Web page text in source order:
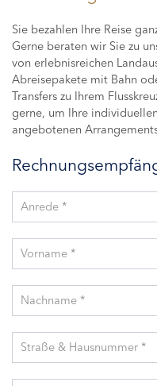
Sie bezahlen Ihre Reise
Gerne beraten wir Sie zu
von erlebnisreichen
Abreisepakete mit Bahn
Transfers zu Ihrem
gerne, um Ihre
angebotenen
Anrede *
Vorname *
Nachname *
Straße & Hausnummer *